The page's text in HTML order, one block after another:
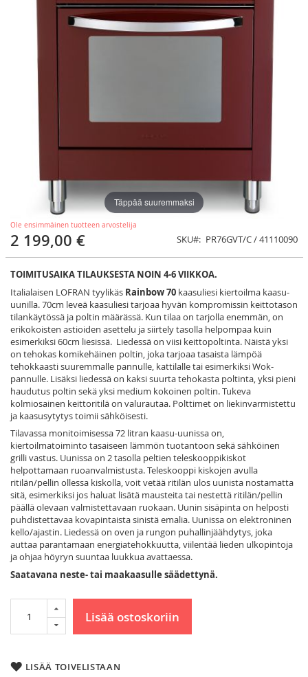
Ole ensimmäinen tuotteen arvostelija
2 199,00 € SKU PR76GVT/C / 41110090
TOIMITUSAIKA TILAUKSESTA NOIN 4-6 VIIKKOA.
Italialaisen LOFRAN tyylikäs Rainbow 70 kaasuliesi kiertoilma kaasu-
uunilla. 70cm leveä kaasuliesi tarjoaa hyvän kompromissin keittotason
tilankäytössä ja poltin määrässä. Kun tilaa on tarjolla enemmän, on
erikokoisten astioiden asettelu ja siirtely tasolla helpompaa kuin
esimerkiksi 60cm liesissä. Liedessä on viisi keittopoltinta. Näistä yksi
on tehokas komikehäinen poltin, joka tarjoaa tasaista lämpöä
tehokkaasti suuremmalle pannulle, kattilalle tai esimerkiksi Wok-
pannulle. Lisäksi liedessä on kaksi suurta tehokasta poltinta, yksi pieni
haudutus poltin sekä yksi medium kokoinen poltin. Tukeva
kolmiosainen keittoritilä on valurautaa. Polttimet on liekinvarmistettu
ja kaasusytytys toimii sähköisesti.
Tilavassa monitoimisessa 72 litran kaasu-uunissa on,
kiertoilmatoiminto tasaiseen lämmön tuotantoon sekä sähköinen
grilli vastus. Uunissa on 2 tasolla peltien teleskooppikiskot
helpottamaan ruoanvalmistusta. Teleskooppi kiskojen avulla
ritilän/pellin ollessa kiskolla, voit vetää ritilän ulos uunista nostamatta
sitä, esimerkiksi jos haluat lisätä mausteita tai nestettä ritilän/pellin
päällä olevaan valmistettavaan ruokaan. Uunin sisäpinta on helposti
puhdistettavaa kovapintaista sinistä emalia. Uunissa on elektroninen
kello/ajastin. Liedessä on oven ja rungon puhallinjäähdytys, joka
auttaa parantamaan energiatehokkuutta, viilentää lieden ulkopintoja
ja ohjaa höyryn suuntaa luukkua avattaessa.
Saatavana neste- tai maakaasulle säädettynä.
Lisää ostoskoriin
LISÄÄ TOIVELISTAAN
Täppää suuremmaksi